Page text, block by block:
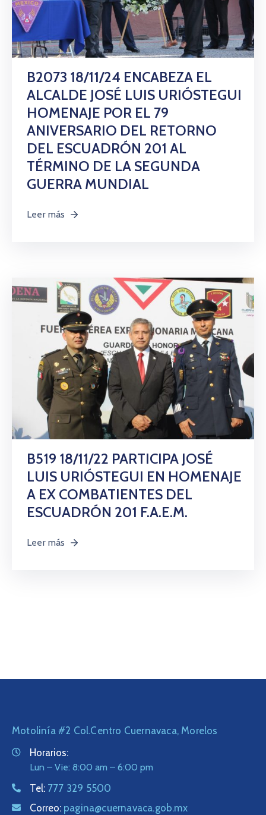
B2073 18/11/24 ENCABEZA EL
ALCALDE JOSÉ LUIS URIÓSTEGUI
HOMENAJE POR EL 79
ANIVERSARIO DEL RETORNO
DEL ESCUADRÓN 201 AL
TÉRMINO DE LA SEGUNDA
GUERRA MUNDIAL
Leer más
B519 18/11/22 PARTICIPA JOSÉ
LUIS URIÓSTEGUI EN HOMENAJE
A EX COMBATIENTES DEL
ESCUADRÓN 201 F.A.E.M.
Leer más
Motolinía #2 Col.Centro Cuernavaca, Morelos
Horarios:
Lun – Vie: 8:00 am – 6:00 pm
Tel: 777 329 5500
Correo: pagina@cuernavaca.gob.mx